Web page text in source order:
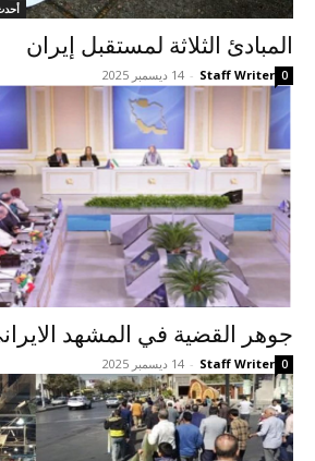
المبادئ الثلاثة لمستقبل إيران
Staff Writer
- 14 ديسمبر 2025 0
جوهر القضية في المشهد
Staff Writer
- 14 ديسمبر 2025 0